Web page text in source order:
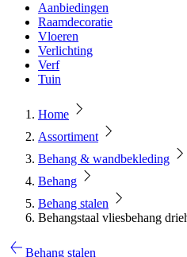
Aanbiedingen
Raamdecoratie
Vloeren
Verlichting
Verf
Tuin
Home
Assortiment
Behang & wandbekleding
Behang
Behang stalen
Behangstaal vliesbehang
Behang stalen